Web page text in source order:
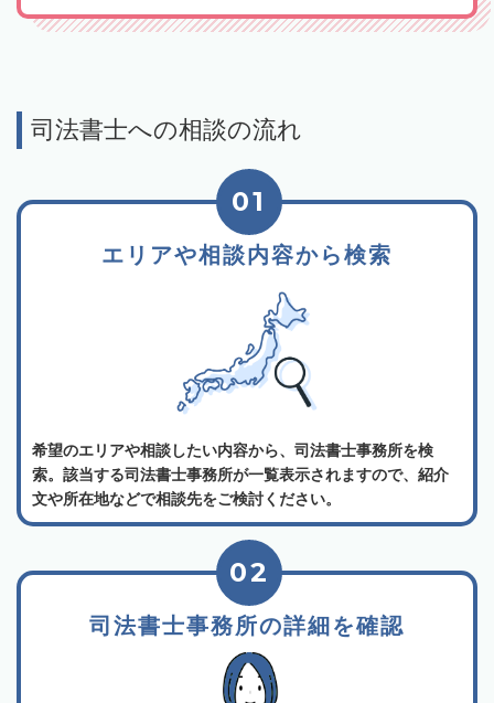
司法書士への相談の流れ
エリアや相談内容から検索
01
希望のエリアや相談したい内容から、司法書士事務所を検
索。該当する司法書士事務所が一覧表示されますので、紹介
文や所在地などで相談先をご検討ください。
司法書士事務所の詳細を確認
02